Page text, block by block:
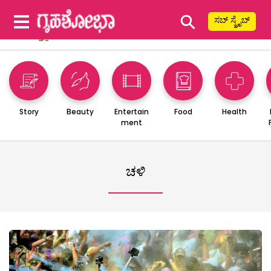
⚲ ಸಬ್ ಸ್ಕ್ರೈಬ್
Story Beauty
Entertain
ment
Food Health
ಚಳಿ